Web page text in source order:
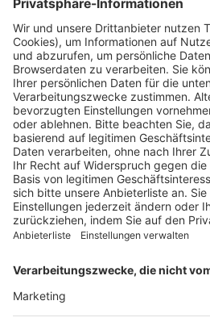
Firmenporträts
Panorama
Produkte
Ratgeber
Weitblick
WEITERES AUS DEM VERLAG
Reisemobil International